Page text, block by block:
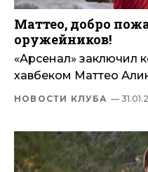
Маттео, добро
оружейников!
«Арсенал» заключил
хавбеком Маттео
НОВОСТИ КЛУБА —